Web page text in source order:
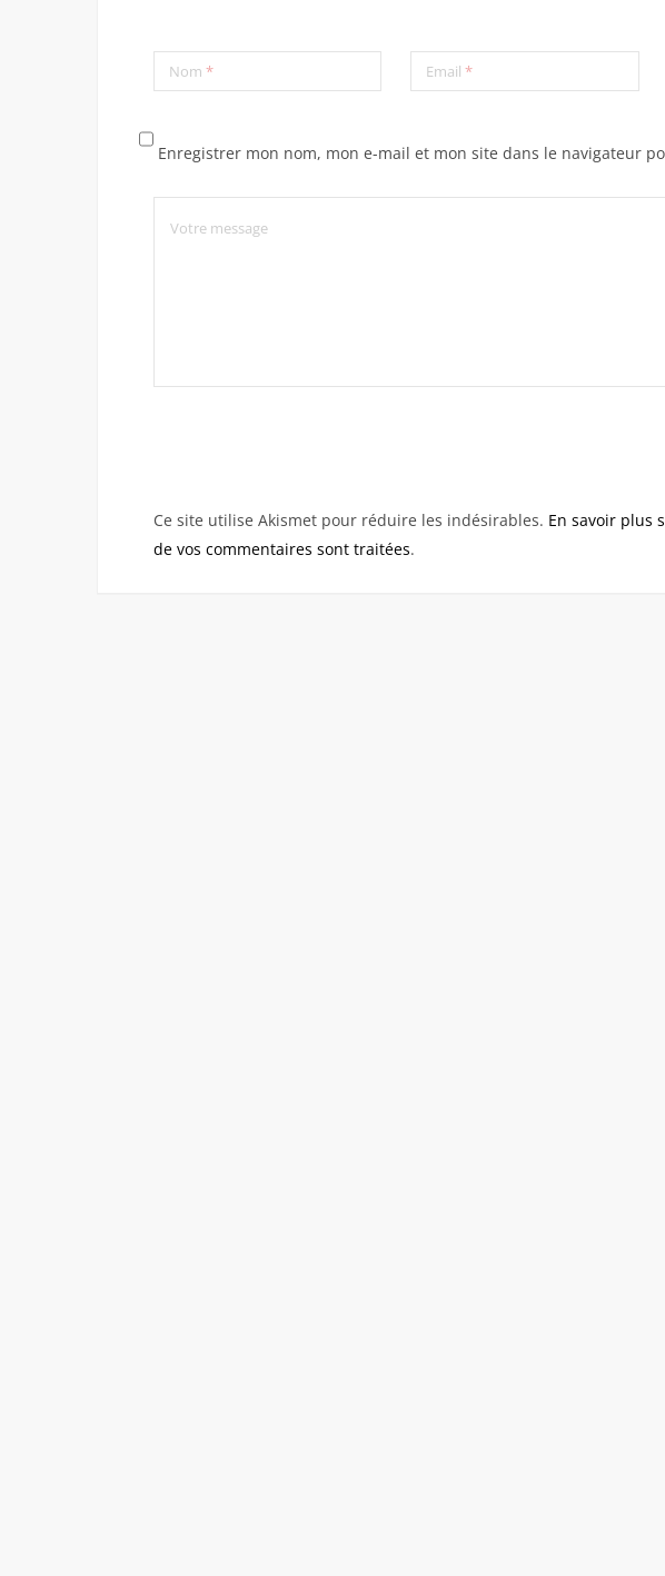
Nom * Email*
Enregistrer mon nom, mon e-mail et mon site dans le navigateur
Ce site utilise Akismet pour réduire les indésirables. En savoir plus
de vos commentaires sont traitées.